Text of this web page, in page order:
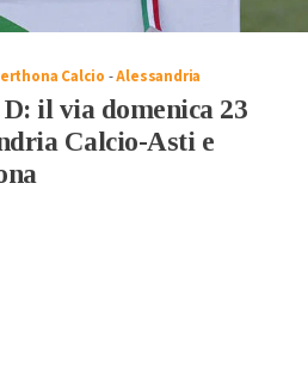
Calcio -Alessandria
il via domenica 23
Calcio-Asti e